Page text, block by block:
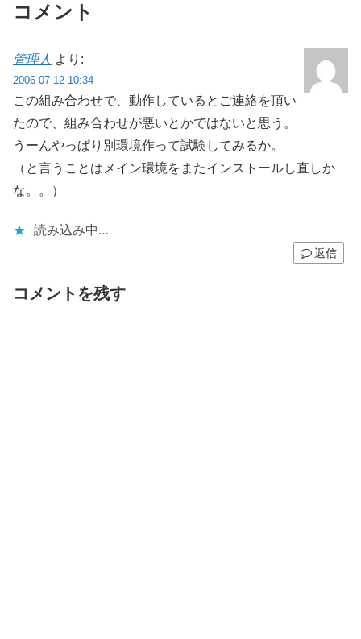
コメント
管理人 より:
2006-07-12 10:34
この組み合わせで、動作しているとご連絡を頂い
たので、組み合わせが悪いとかではないと思う。
うーんやっぱり別環境作って試験してみるか。
（と言うことはメイン環境をまたインストールし直しか
な。。）
読み込み中…
返信
コメントを残す